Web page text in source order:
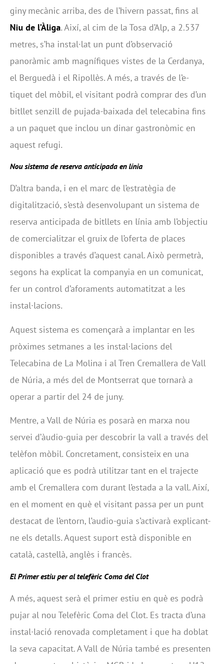
giny mecànic arriba, des de l’hivern passat, fins al
Niu de l’Àliga. Així, al cim de la Tosa d’Alp, a 2.537
metres, s’ha instal·lat un punt d’observació
panoràmic amb magnífiques vistes de la Cerdanya,
el Berguedà i el Ripollès. A més, a través de l’e-
tiquet del mòbil, el visitant podrà comprar des d’un
bitllet senzill de pujada-baixada del telecabina fins
a un paquet que inclou un dinar gastronòmic en
aquest refugi.
Nou sistema de reserva anticipada en línia
D’altra banda, i en el marc de l’estratègia de
digitalització, s’està desenvolupant un sistema de
reserva anticipada de bitllets en línia amb l’objectiu
de comercialitzar el gruix de l’oferta de places
disponibles a través d’aquest canal. Això permetrà,
segons ha explicat la companyia en un comunicat,
fer un control d’aforaments automatitzat a les
instal·lacions.
Aquest sistema es començarà a implantar en les
pròximes setmanes a les instal·lacions del
Telecabina de La Molina i al Tren Cremallera de Vall
de Núria, a més del de Montserrat que tornarà a
operar a partir del 24 de juny.
Mentre, a Vall de Núria es posarà en marxa nou
servei d’àudio-guia per descobrir la vall a través del
telèfon mòbil. Concretament, consisteix en una
aplicació que es podrà utilitzar tant en el trajecte
amb el Cremallera com durant l’estada a la vall. Així,
en el moment en què el visitant passa per un punt
destacat de l’entorn, l’audio-guia s’activarà explicant-
ne els detalls. Aquest suport està disponible en
català, castellà, anglès i francès.
El Primer estiu per al telefèric Coma del Clot
A més, aquest serà el primer estiu en què es podrà
pujar al nou Telefèric Coma del Clot. Es tracta d’una
instal·lació renovada completament i que ha doblat
la seva capacitat. A Vall de Núria també es presenten